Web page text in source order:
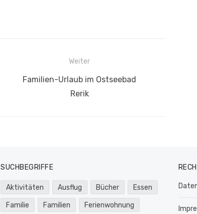
Weiter
Nächster
Familien-Urlaub im Ostseebad
Rerik
SUCHBEGRIFFE
Aktivitäten Ausflug Bücher Essen
Familie Familien Ferienwohnung